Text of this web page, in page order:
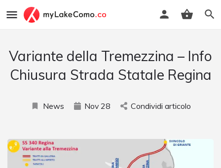
Variante della Tremezzina – Info
Chiusura Strada Statale Regina
News Nov 28 Condividi articolo